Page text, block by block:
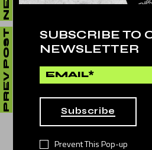
SUBSCRIBE TO
NEWSLETTER
Subscribe
Prevent This Pop-up
PREV POST
LEAVE A REPLY
Your email address will not be
are marked*